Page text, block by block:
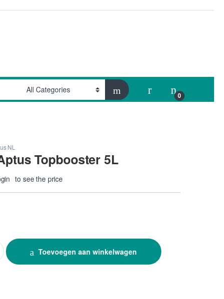
My Account
0
NL
Topbooster 5L
to see the price
quantity
Toevoegen aan winkelwagen